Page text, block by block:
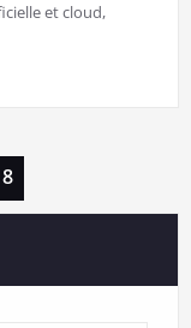
et cloud,